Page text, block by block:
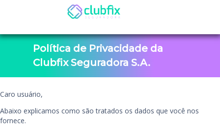
Política de Privacidade da
Clubfix Seguradora S.A.
Caro usuário,
Abaixo explicamos como são tratados os dados que você nos
fornece.